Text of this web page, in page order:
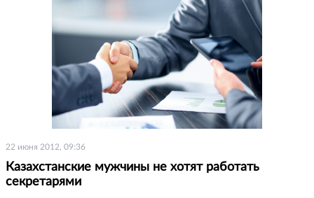
22 июня 2012, 09:36
Казахстанские мужчины не хотят работать
секретарями